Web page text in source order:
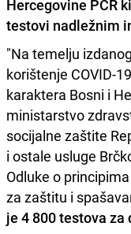
Hercegovine PCR
testovi nadležnim
"Na temelju
korištenje COVID-
karaktera Bosni i
ministarstvo
socijalne zaštite
i ostale usluge
Odluke o
za zaštitu i
je 4 800 testova za